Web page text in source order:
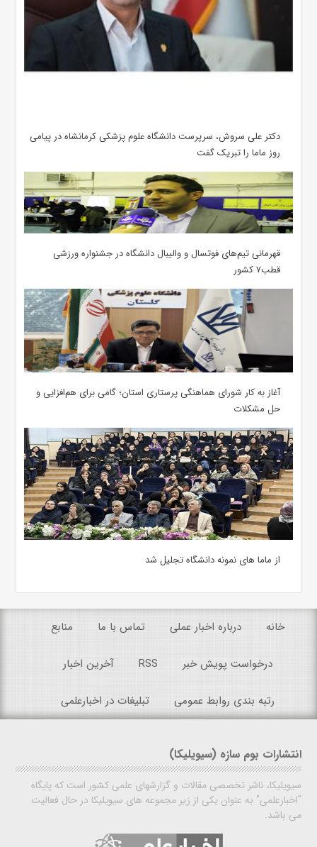
دکتر علی سروش، سرپرست دانشگاه علوم پزشکی کرمانشاه در پیامی
روز ماما را تبریک گفت
قهرمانی تیم‌های فوتسال و والیبال دانشگاه در جشنواره ورزشی
قطب۷ کشور
آغاز به کار شورای هماهنگی پرستاری استان؛ گامی برای هم‌افزایی و
حل مشکلات
از ماما های نمونه دانشگاه تجلیل شد
خانه درباره اخبار عملی تماس با ما منابع
درخواست پویش خبر RSS آخرین اخبار
رتبه بندی روابط عمومی تبلیغات در اخبارعلمی
انتشارات بوم سازه (سیویلیکا)
سیویلیکا، ناشر تخصصی مقالات و گزارشهای علمی کشور است که پایگاه
"اخبارعلمی" به عنوان یکی از زیر مجموعه های سیویلیکا در حال فعالیت
می باشد.